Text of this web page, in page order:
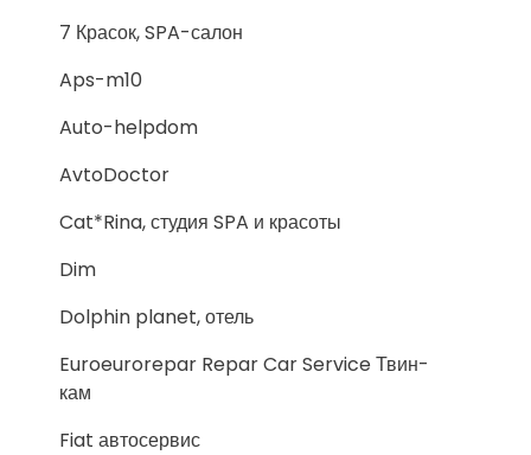
7 Красок, SPA-салон
Aps-m10
Auto-helpdom
AvtoDoctor
Cat*Rina, студия SPA и красоты
Dim
Dolphin planet, отель
Euroeurorepar Repar Car Service Твин-
кам
Fiat автосервис